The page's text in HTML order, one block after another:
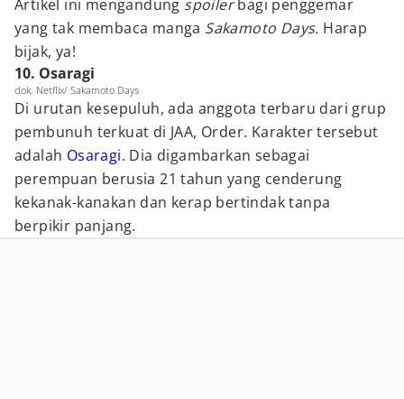
Artikel ini mengandung spoilerbagi penggemar
yang tak membaca manga Sakamoto Days. Harap
bijak, ya!
10. Osaragi
dok. Netflix/ Sakamoto Days
Di urutan kesepuluh, ada anggota terbaru dari grup
pembunuh terkuat di JAA, Order. Karakter tersebut
adalah Osaragi. Dia digambarkan sebagai
perempuan berusia 21 tahun yang cenderung
kekanak-kanakan dan kerap bertindak tanpa
berpikir panjang.